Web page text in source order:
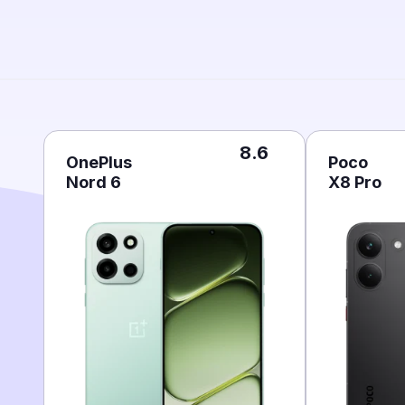
OnePlus
Nord 6
8.6
Poco
X8 Pro